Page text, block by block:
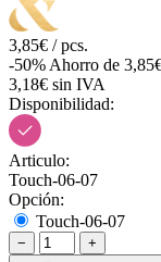
3,85€ / pcs.
-50% Ahorro de
3,18€ sin IVA
Disponibilidad:
Articulo:
Touch-06-07
Opción:
Touch-06-07
− +